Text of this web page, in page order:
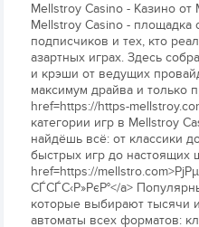
Mellstroy Casino - Казино
Mellstroy Casino - площадка
подписчиков и тех, кто
азартных играх. Здесь
и крэши от ведущих
максимум драйва и только
href=https://https-
категории игр в Mellstroy
найдёшь всё: от классики
быстрых игр до настоящих
href=https://
СЃСЃС‹Р»РєР°</a>
которые выбирают тысячи
автоматы всех форматов: